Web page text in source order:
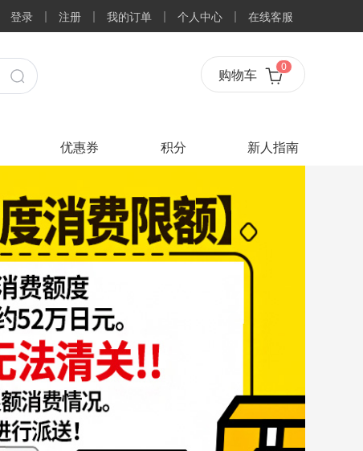
登录 注册 我的订单 个人中心 在线客服
购物车 0
优惠券 积分 新人指南